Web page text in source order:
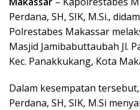
Perdana, SH, SIK, M.Si.,
Polrestabes Makassar
Masjid Jamibabuttaubah Jl.
Kec. Panakkukang, Kota
Dalam kesempatan
Perdana, SH, SIK, M.Si